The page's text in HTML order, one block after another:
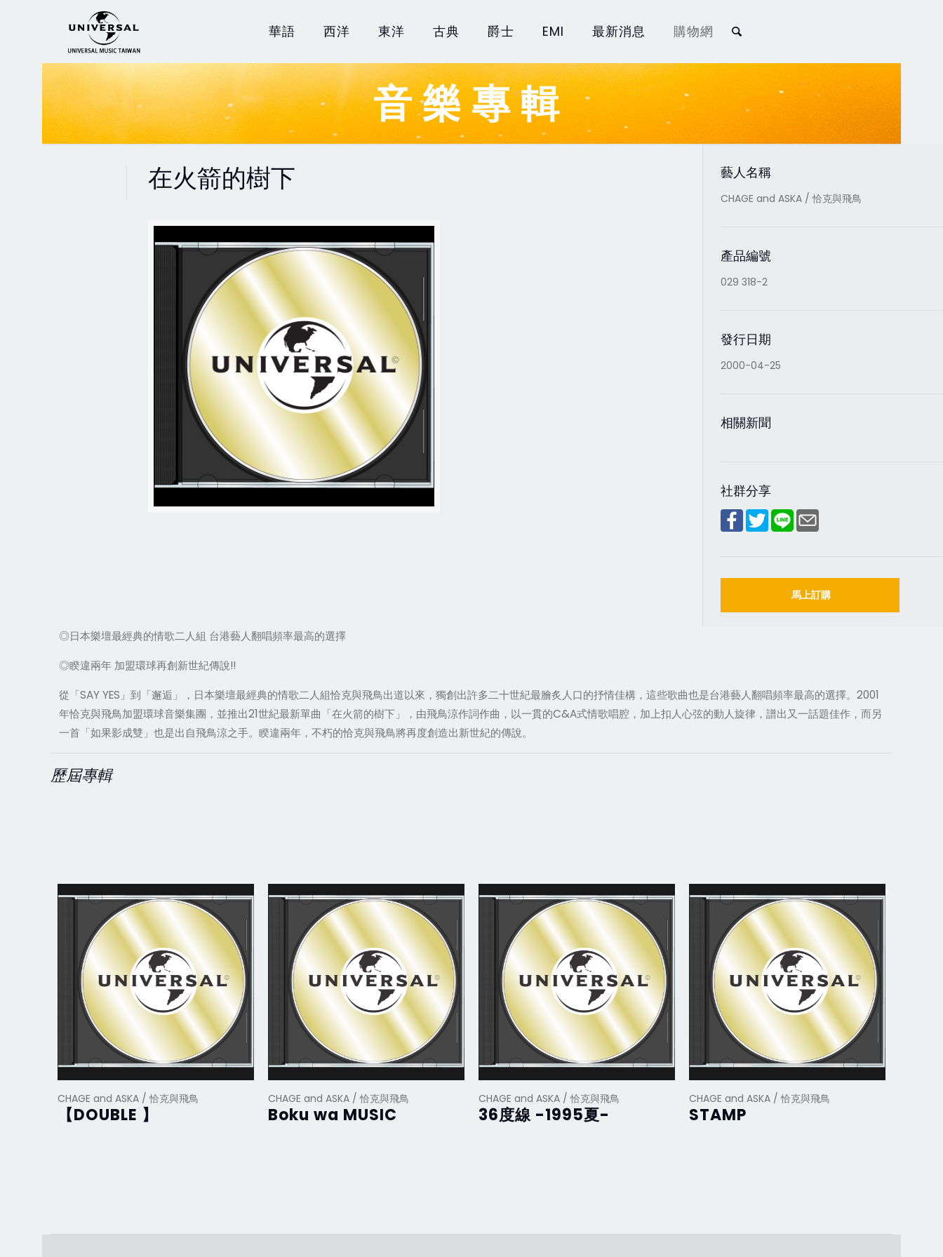
華語 西洋 東洋 古典 爵士 EMI 最新消息 購物網
音樂專輯
在火箭的樹下 藝人名稱
CHAGE and ASKA / 恰克與飛鳥
產品編號
029 318-2
發行日期
2000-04-25
相關新聞
社群分享
馬上訂購
◎日本樂壇最經典的情歌二人組 台港藝人翻唱頻率最高的選擇
◎睽違兩年 加盟環球再創新世紀傳說!!
從「SAY YES」到「邂逅」，日本樂壇最經典的情歌二人組恰克與飛鳥出道以來，獨創出許多二十世紀最膾炙人口的抒情佳構，這些歌曲也是台港藝人翻唱頻率最高的選擇。2001
年恰克與飛鳥加盟環球音樂集團，並推出21世紀最新單曲「在火箭的樹下」，由飛鳥涼作詞作曲，以一貫的C&A式情歌唱腔，加上扣人心弦的動人旋律，譜出又一話題佳作，而另
一首「如果影成雙」也是出自飛鳥涼之手。睽違兩年，不朽的恰克與飛鳥將再度創造出新世紀的傳說。
歷屆專輯
CHAGE and ASKA / 恰克與飛鳥
【DOUBLE 】
CHAGE and ASKA / 恰克與飛鳥
Boku wa MUSIC
CHAGE and ASKA / 恰克與飛鳥
36度線 -1995夏-
CHAGE and ASKA / 恰克與飛鳥
STAMP